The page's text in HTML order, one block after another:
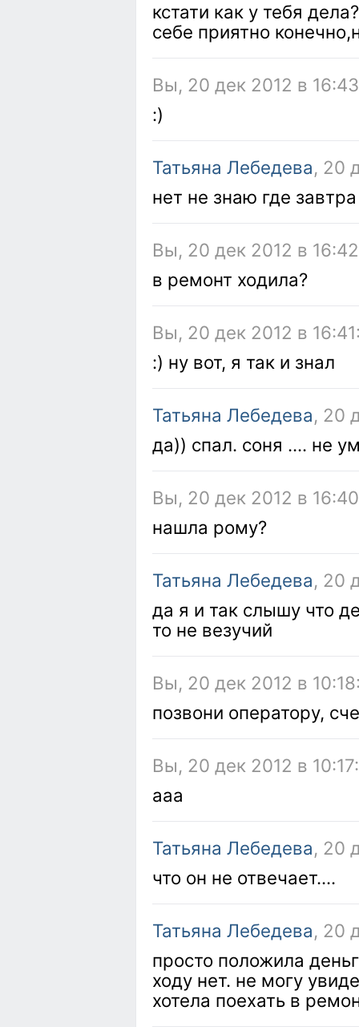
кстати как у тебя
себе приятно
Вы, 20 дек 2012 в
:)
Татьяна Лебедева, 20
нет не знаю где
Вы, 20 дек 2012 в
в ремонт ходила?
Вы, 20 дек 2012 в
:) ну вот, я так и знал
Татьяна Лебедева, 20
да)) спал. соня .... не
Вы, 20 дек 2012 в
нашла рому?
Татьяна Лебедева, 20
да я и так слышу что
то не везучий
Вы, 20 дек 2012 в
позвони оператору,
Вы, 20 дек 2012 в
ааа
Татьяна Лебедева, 20
что он не отвечает....
Татьяна Лебедева, 20
просто положила
ходу нет. не могу
хотела поехать в